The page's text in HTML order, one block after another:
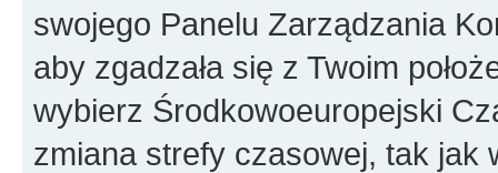
swojego Panelu Zarządzania
aby zgadzała się z Twoim
wybierz Środkowoeuropejski
zmiana strefy czasowej, tak jak